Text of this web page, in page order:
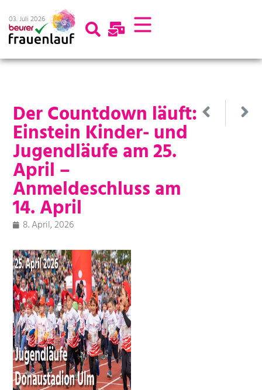
03. Juli 2026
Der Countdown läuft:
Einstein Kinder- und
Jugendläufe am 25.
April –
Anmeldeschluss am
14. April
8. April, 2026